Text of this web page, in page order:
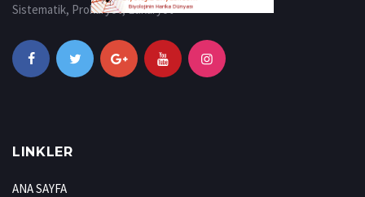
Sistematik, Prokaryot, Eukaryot
LINKLER
ANA SAYFA